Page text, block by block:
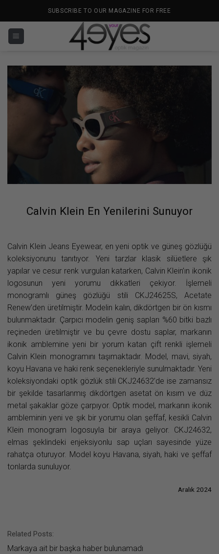
SUBSCRIBE TO OUR MAGAZINE FOR FREE
Calvin Klein En Yenilerini Sunuyor
Calvin Klein Jeans Eyewear, en yeni optik ve güneş gözlüğü
koleksiyonunu tanıtıyor. Yeni tarzlar klasik silüetlere şık
yapılar ve cesur renk vurguları katarken, Calvin Klein’ın ikonik
logosunun yeni yorumu dikkatleri çekiyor. İşlemeli
monogramlı güneş gözlüğü stili CKJ24625S, Acetate
Renew’den üretilmiştir. Modelin kalın, dikdörtgen bir ön kısmı
bulunmaktadır. Çarpıcı modelin geniş sapları %60 bitki bazlı
reçineden üretilmiştir ve bu çevre dostu saplar, markanın
ikonik amblemine yeni bir yorum katan çift renkli işlemeli
Calvin Klein monogramını taşımaktadır. Model, mavi, siyah,
koyu Havana ve haki renk seçenekleriyle sunulmaktadır. Yeni
koleksiyondaki optik gözlük stili CKJ24632’de ise zamansız
bir şekilde tasarlanmış dikdörtgen asetat ön kısım ve düz
metal şakaklar göze çarpıyor. Optik model, markanın ikonik
ambleminin yeni ve şık bir yorumu olan şeffaf, kesikli Calvin
Klein monogram logosuyla bir araya geliyor. CKJ24632,
elmas şeklindeki enjeksiyonlu sap uçları sayesinde yüze
rahatça oturuyor. Model koyu Havana, siyah, haki ve şeffaf
tonlarda sunuluyor.
Aralık 2024
Related Posts:
Markaya ait bir başka haber bulunamadı